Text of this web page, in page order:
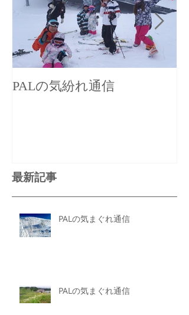
PALの気紛れ通信
最新記事
PALの気まぐれ通信
PALの気まぐれ通信